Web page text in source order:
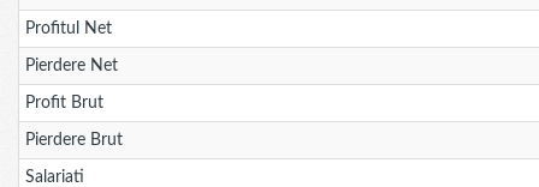
Profitul Net
Pierdere Net
Profit Brut
Pierdere Brut
Salariati